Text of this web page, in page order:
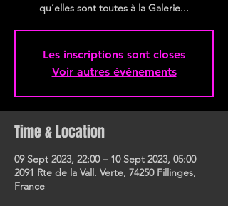
qu’elles sont toutes à la Galerie...
Les inscriptions sont closes
Voir autres événements
Time & Location
09 Sept 2023, 22:00 – 10 Sept 2023, 05:00
2091 Rte de la Vall. Verte, 74250 Fillinges,
France